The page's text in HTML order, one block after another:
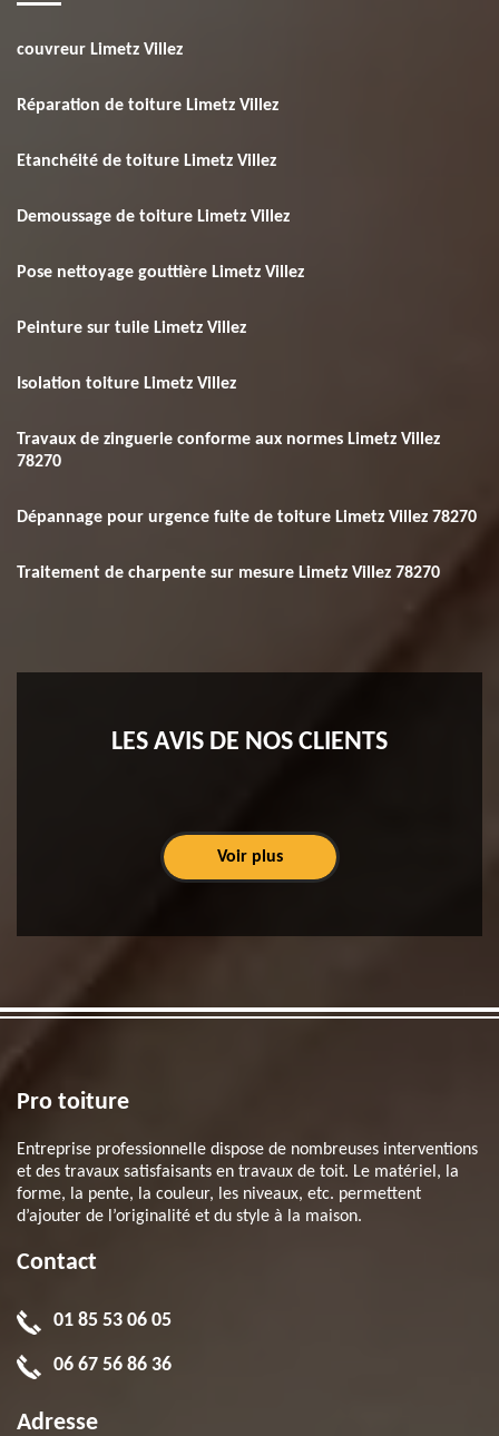
couvreur Limetz Villez
Réparation de toiture Limetz Villez
Etanchéité de toiture Limetz Villez
Demoussage de toiture Limetz Villez
Pose nettoyage gouttière Limetz Villez
Peinture sur tuile Limetz Villez
Isolation toiture Limetz Villez
Travaux de zinguerie conforme aux normes Limetz Villez
78270
Dépannage pour urgence fuite de toiture Limetz Villez 78270
Traitement de charpente sur mesure Limetz Villez 78270
LES AVIS DE NOS CLIENTS
Voir plus
Pro toiture
Entreprise professionnelle dispose de nombreuses interventions
et des travaux satisfaisants en travaux de toit. Le matériel, la
forme, la pente, la couleur, les niveaux, etc. permettent
d’ajouter de l’originalité et du style à la maison.
Contact
01 85 53 06 05
06 67 56 86 36
Adresse